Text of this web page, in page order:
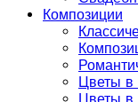
Композиции
Цветы в
Цветы в